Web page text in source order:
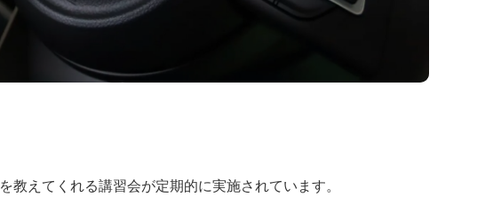
を教えてくれる講習会が定期的に実施されています。